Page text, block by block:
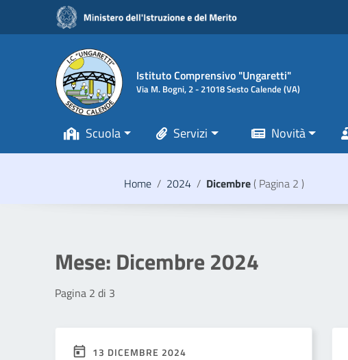
Vai ai contenuti
Vai al menu di navigazione
Vai al footer
Istituto Comprensivo "Ungaretti"
Via M. Bogni, 2 - 21018 Sesto Calende (VA)
Scuola Servizi Novità
Home / 2024 / Dicembre ( Pagina 2 )
Mese: Dicembre 2024
Pagina 2 di 3
13 DICEMBRE 2024